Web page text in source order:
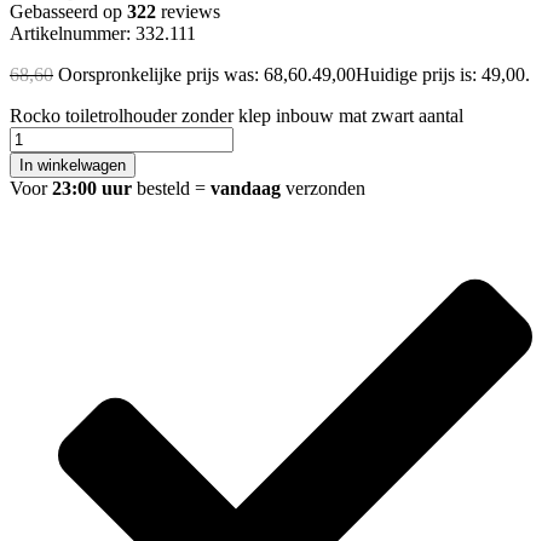
Gebasseerd op 322 reviews
Artikelnummer: 332.111
68,60 Oorspronkelijke prijs was: 68,60.49,00Huidige prijs is: 49,00.
Rocko toiletrolhouder zonder klep inbouw mat zwart aantal
In winkelwagen
Voor23:00 uur besteld = vandaag verzonden